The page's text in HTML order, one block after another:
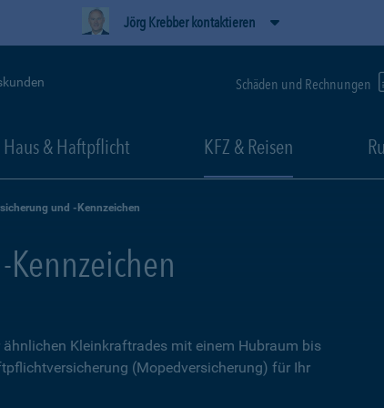
Jörg Krebber kontaktieren
Schäden und Rechnungen
Haus & Haftpflicht KFZ & Reisen
und -Kennzeichen
Kleinkraftrades mit einem Hubraum bis
(Mopedversicherung) für Ihr